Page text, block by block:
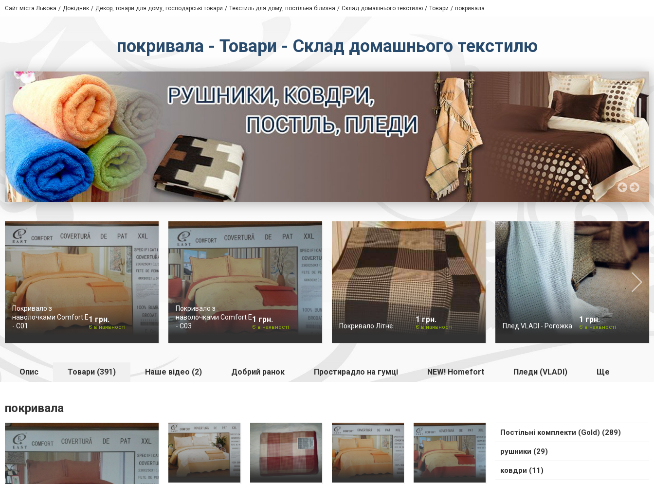
Сайт міста Львова Довідник Декор, товари для дому, господарські товари Текстиль для дому, постільна білизна Склад домашнього текстилю Товари покривала
покривала - Товари - Склад домашнього текстилю
Покривало з
наволочками Comfort E
- C01
1 грн.
Є в наявності
Покривало з
наволочками Comfort E
- C03
1 грн.
Є в наявності Покривало Літнє
1 грн.
Є в наявності Плед VLADI - Рогожка
1 грн.
Є в наявності
Опис Товари (391) Наше відео (2) Добрий ранок Простирадло на гумці NEW! Homefort Пледи (VLADI) Ще
покривала
Постільні комплекти (Gold) (289)
рушники (29)
ковдри (11)